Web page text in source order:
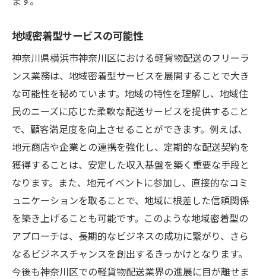
地域密着型サービスの可能性
神奈川県横浜市神奈川区における軽貨物配送のフリーラ
ンス業務は、地域密着型サービスを展開することで大き
な可能性を秘めています。地域の特性を理解し、地域住
民のニーズに応じた柔軟な配送サービスを提供すること
で、顧客満足度を向上させることができます。例えば、
地元商店や企業との連携を強化し、定期的な配送契約を
獲得することは、安定した収入基盤を築く重要な手段と
なります。また、地元イベントに参加し、直接的なコミ
ュニケーションを取ることで、地域に根差した信頼関係
を築き上げることも可能です。このような地域密着型の
アプローチは、長期的なビジネスの成功に繋がり、さら
なるビジネスチャンスを創出するきっかけとなります。
今後も神奈川区での軽貨物配送業界の進展に目が離せま